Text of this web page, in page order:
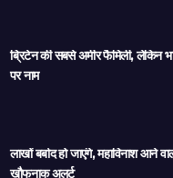
ब्रिटेन की सबसे अमीर फैमिली, लेकिन
पर नाम
लाखों बर्बाद हो जाएंगे, महाविनाश आने
खौफनाक अलर्ट